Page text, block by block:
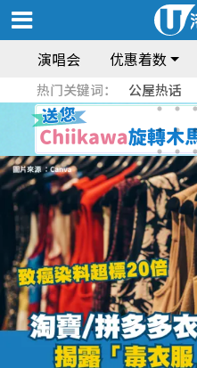
演唱会 优惠着数
热门关键词： 公屋热话